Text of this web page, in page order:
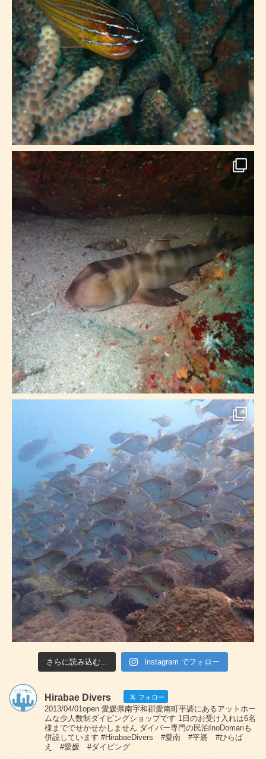
さらに読み込む... Instagram でフォロー
Hirabae Divers フォロー
2013/04/01open 愛媛県南宇和郡愛南町平碆にあるアットホー
ムな少人数制ダイビングショップです 1日のお受け入れは6名
様まででせかせかしません ダイバー専門の民泊InoDomariも
併設しています #HirabaeDivers #愛南 #平碆 #ひらば
え #愛媛 #ダイビング